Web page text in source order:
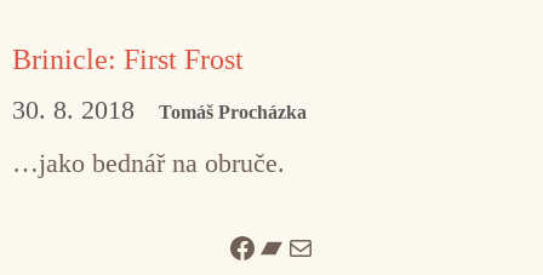
Brinicle: First Frost
30. 8. 2018 Tomáš Procházka
…jako bednář na obruče.
Facebook
Bandcamp
Mail